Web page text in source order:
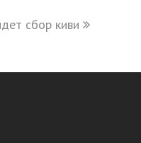
сбор киви